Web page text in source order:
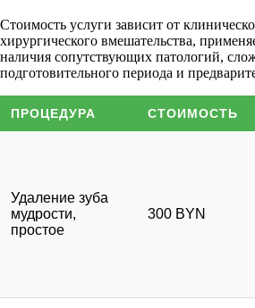
Стоимость услуги зависит от
хирургического вмешательства,
наличия сопутствующих патологий,
подготовительного периода и
ПРОЦЕДУРА СТОИМОСТЬ
Удаление зуба
мудрости,
простое
300 BYN